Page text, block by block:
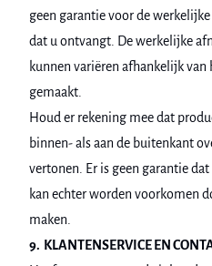
geen garantie voor de
dat u ontvangt. De werkelijke
kunnen variëren afhankelijk
gemaakt.
Houd er rekening mee dat
binnen- als aan de buitenkant
vertonen. Er is geen garantie
kan echter worden voorkomen
maken.
9. KLANTENSERVICE EN